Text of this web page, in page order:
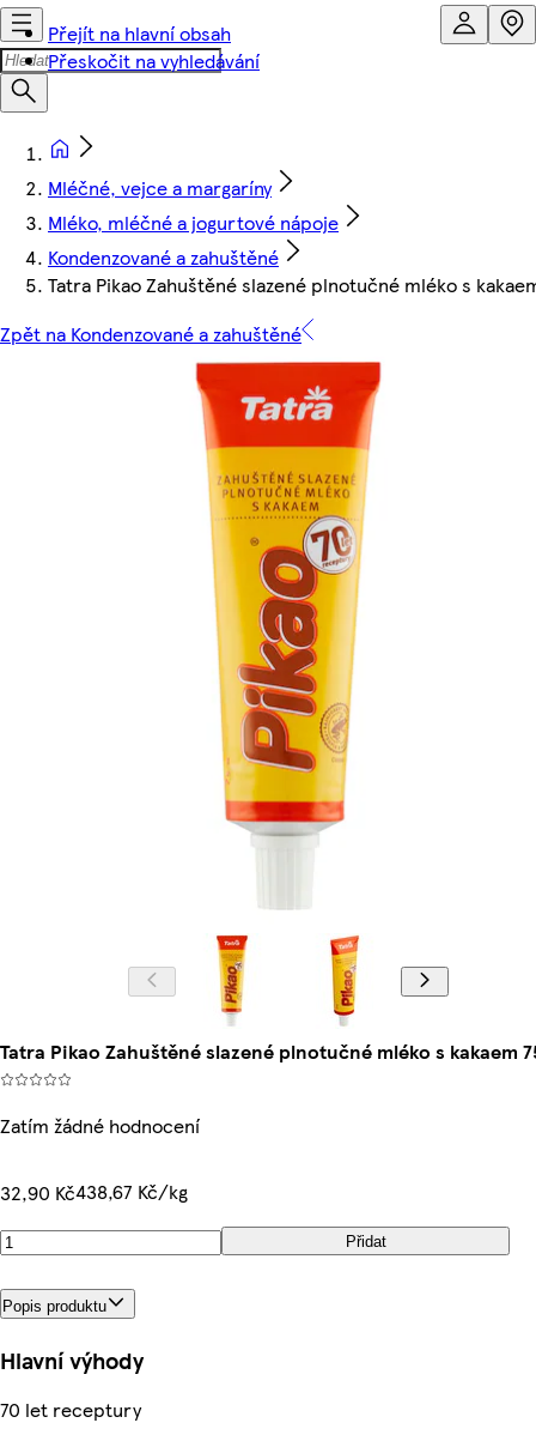
Přejít na hlavní obsah
Přeskočit na vyhledávání
Mléčné, vejce a margaríny
Mléko, mléčné a jogurtové nápoje
Kondenzované a zahuštěné
Tatra Pikao Zahuštěné slazené plnotučné mléko s
Zpět na Kondenzované a zahuštěné
Tatra Pikao Zahuštěné slazené plnotučné mléko s kakaem
Zatím žádné hodnocení
32,90 Kč438,67 Kč/kg
Přidat
Popis produktu
Hlavní výhody
70 let receptury